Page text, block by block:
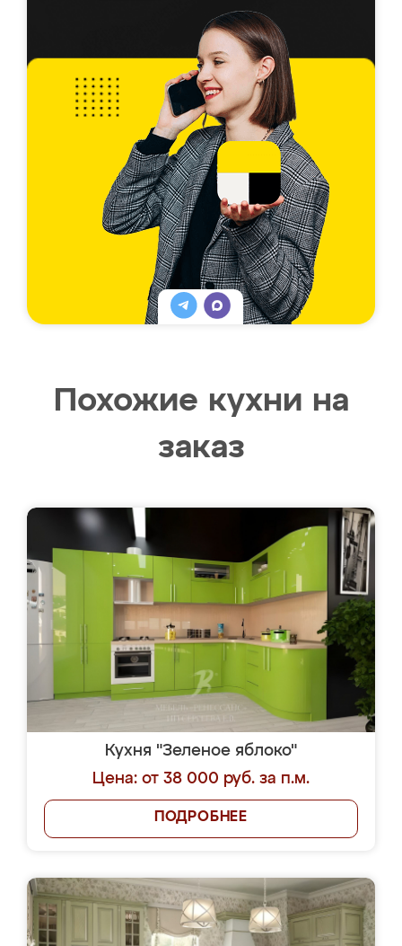
Похожие кухни на
заказ
Кухня "Зеленое яблоко"
Цена: от 38 000 руб. за п.м.
ПОДРОБНЕЕ